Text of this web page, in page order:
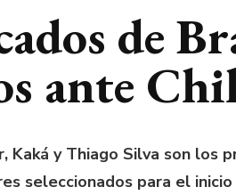
de
ante
Kaká y Thiago Silva son los
seleccionados para el